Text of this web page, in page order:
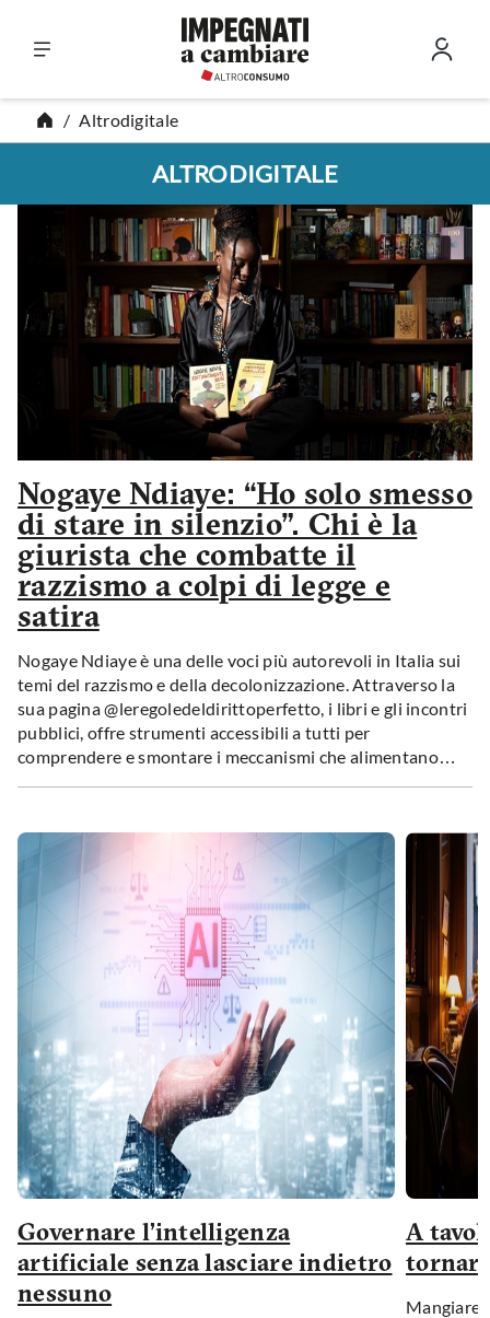
Altrodigitale
AltrodigitaleALTRODIGITALE
Nogaye Ndiaye: “Ho solo smesso
di stare in silenzio”. Chi è la
giurista che combatte il
razzismo a colpi di legge e
satira
Nogaye Ndiaye è una delle voci più autorevoli in Italia sui
temi del razzismo e della decolonizzazione. Attraverso la
sua pagina @leregoledeldirittoperfetto, i libri e gli incontri
pubblici, offre strumenti accessibili a tutti per
comprendere e smontare i meccanismi che alimentano
Governare l’intelligenza
artificiale senza lasciare indietro
nessuno
A
Mangiare